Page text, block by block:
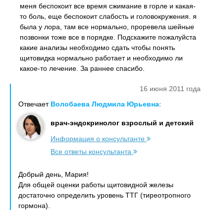
меня беспокоит все время сжимание в горле и какая-
то боль, еще беспокоит слабость и головокружения. я
была у лора, там все нормально, проревела шейные
позвонки тоже все в порядке. Подскажите пожалуйста
какие анализы необходимо сдать чтобы понять
щитовидка нормально работает и необходимо ли
какое-то лечение. За раннее спасибо.
16 июня 2011 года
Отвечает Волобаева Людмила Юрьевна:
врач-эндокринолог взрослый и детский
Информация о консультанте
Все ответы консультанта
Добрый день, Мария!
Для общей оценки работы щитовидной железы
достаточно определить уровень ТТГ (тиреотропного
гормона).